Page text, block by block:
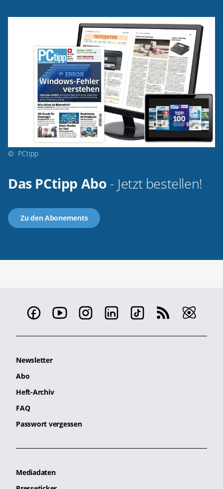
© PCtipp
Das PCtipp Abo - Jetzt bestellen!
Zu den Abonements
Newsletter
Abo
Heft-Archiv
FAQ
Passwort vergessen
Mediadaten